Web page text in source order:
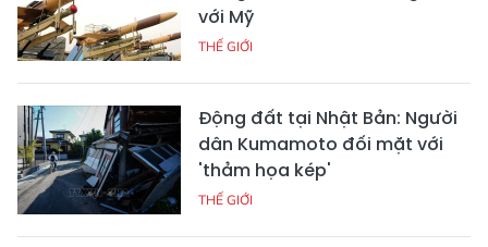
với Mỹ
THẾ GIỚI
Động đất tại Nhật Bản: Người
dân Kumamoto đối mặt với
'thảm họa kép'
THẾ GIỚI